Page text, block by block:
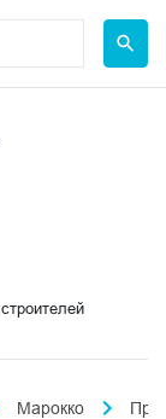
Марокко Про